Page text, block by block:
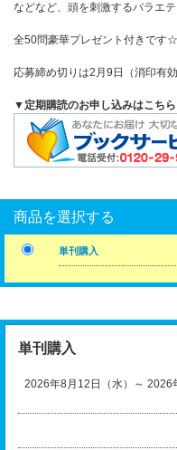
などなど、頭を刺激するバラエ
全50問豪華プレゼント付きです☆
応募締め切りは2月9日（消印有
▼定期購読のお申し込みはこちら
商品を選択する
単刊購入
単刊購入
2026年8月12日（水）～ 2026